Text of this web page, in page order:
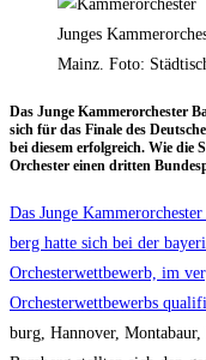
Junges
Mainz. Foto:
Das Jun­ge Kam­mer­or­ches­ter
sich für das Fina­le des
bei die­sem erfolg­reich. Wie die
Orches­ter einen drit­ten
Das Jun­ge
berg hat­te sich bei der
Orches­ter­wett­be­werb, im
Orches­ter­wett­be­werbs
burg, Han­no­ver,